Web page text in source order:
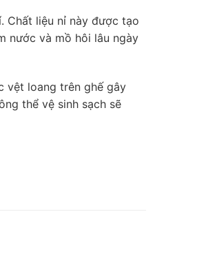
Chất liệu nỉ này được tạo
nước và mồ hôi lâu ngày
vệt loang trên ghế gây
thể vệ sinh sạch sẽ
giảm giá trị của chiếc xe.